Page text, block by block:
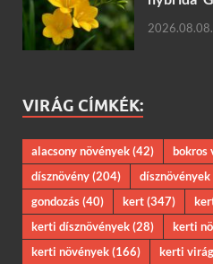
2026.08.08.
VIRÁG CÍMKÉK:
alacsony növények(42) bokros
dísznövény(204) dísznövények
gondozás(40) kert(347)
kerti dísznövények(28) kerti
kerti növények(166) kerti